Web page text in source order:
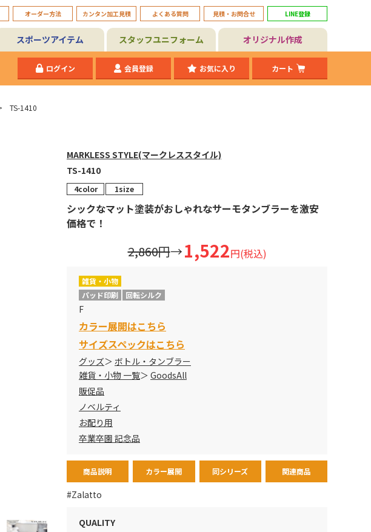
オーダー方法 カンタン加工見積 よくある質問 見積・お問合せ LINE登録
スポーツアイテム スタッフユニフォーム オリジナル作成
ログイン 会員登録 お気に入り カート
TS-1410
MARKLESS STYLE(マークレススタイル)
TS-1410
4color 1size
シックなマット塗装がおしゃれなサーモタンブラーを激安
価格で！
2,860円→1,522円(税込)
雑貨・小物
パッド印刷
回転シルク
F
カラー展開はこちら
サイズスペックはこちら
グッズ
ボトル・タンブラー
雑貨・小物 一覧
GoodsAll
販促品
ノベルティ
お配り用
卒業卒園 記念品
商品説明 カラー展開 同シリーズ 関連商品
#Zalatto
QUALITY